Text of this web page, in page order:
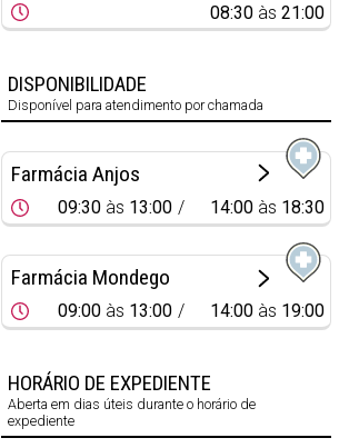
08:30 às21:00
DISPONIBILIDADE
Disponível para atendimento por chamada
Farmácia Anjos
09:30 às 13:00 14:00 às 18:30
Farmácia Mondego
09:00 às 13:00 14:00 às 19:00
HORÁRIO DE EXPEDIENTE
Aberta em dias úteis durante o horário de
expediente